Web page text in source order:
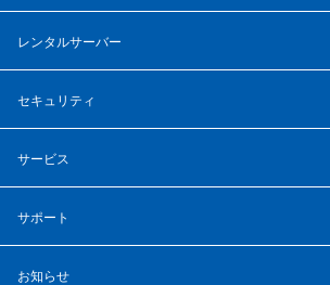
レンタルサーバー
セキュリティ
サービス
サポート
お知らせ